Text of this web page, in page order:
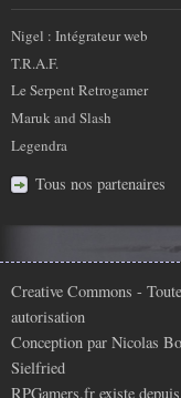
Nigel : Intégrateur web
T.R.A.F.
Le Serpent Retrogamer
Maruk and Slash
Legendra
Tous nos partenaires
Infos
légales
Creative Commons -
autorisation
Conception par Nicolas
Sielfried
RPGamers.fr existe